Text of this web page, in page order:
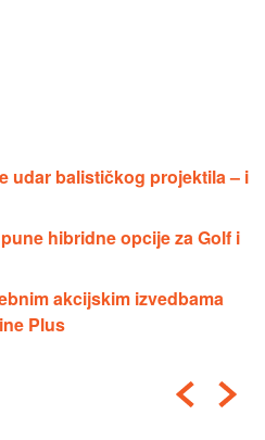
udar balističkog projektila – i
hibridne opcije za Golf i
akcijskim izvedbama
Plus